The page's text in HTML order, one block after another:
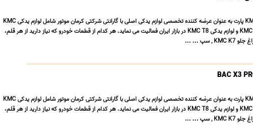
فروشگاه لوازم یدکی KMC پارت به عنوان عرضه کننده تخصصی لوازم یدکی اصلی با گارانتی شرکتی کرمان موتور شامل لوازم یدکی KMC
J7 , قطعات یدکی KMC K7 و لوازم یدکی KMC T8 در بازار ایران فعالیت می نماید. هر کدام از قطعات خودرو که نیاز دارید از هر قلم،
فروشگاه لوازم یدکی KMC پارت به عنوان عرضه کننده تخصصی لوازم یدکی اصلی با گارانتی شرکتی کرمان موتور شامل لوازم یدکی KMC
J7 , قطعات یدکی KMC K7 و لوازم یدکی KMC T8 در بازار ایران فعالیت می نماید. هر کدام از قطعات خودرو که نیاز دارید از هر قلم،